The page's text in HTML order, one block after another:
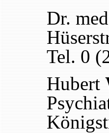
Dr.
Tel. 0
Hubert